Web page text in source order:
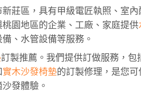
莊區，具有甲級電匠執照、室
園地區的企業、工廠、家庭提供
、水管設備等服務。
訂製推薦。我們提供訂做服務，
實木沙發椅墊的訂製修理，是您
發體驗。